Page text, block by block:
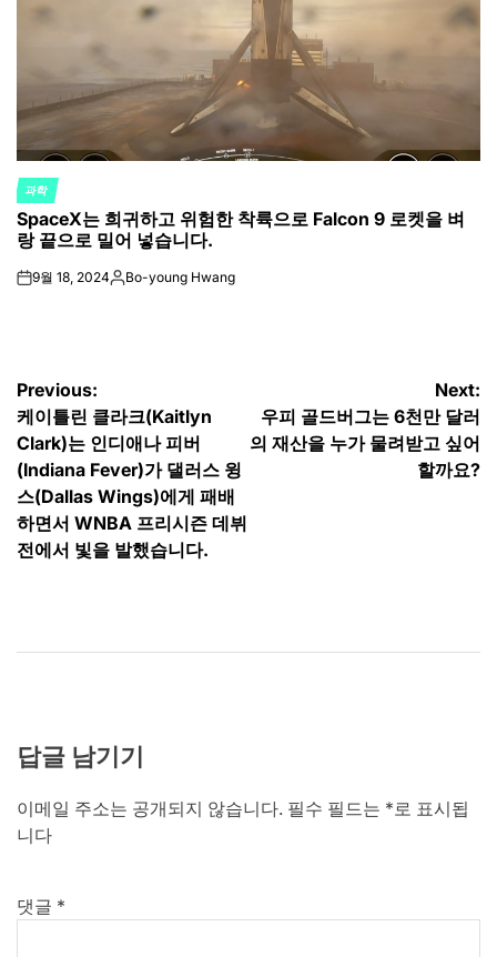
POSTED
IN
과학
SpaceX는 희귀하고 위험한 착륙으로 Falcon 9 로켓을 벼
랑 끝으로 밀어 넣습니다.
on9월 18, 2024Posted
Bo-young Hwang
글
탐
색
Previous:
케이틀린 클라크(Kaitlyn
Clark)는 인디애나 피버
(Indiana Fever)가 댈러스 윙
스(Dallas Wings)에게 패배
하면서 WNBA 프리시즌 데뷔
전에서 빛을 발했습니다.
Next:
우피 골드버그는 6천만 달러
의 재산을 누가 물려받고 싶어
할까요?
답글 남기기
이메일 주소는 공개되지 않습니다. 필수 필드는 * 로 표시됩
니다
댓글 *